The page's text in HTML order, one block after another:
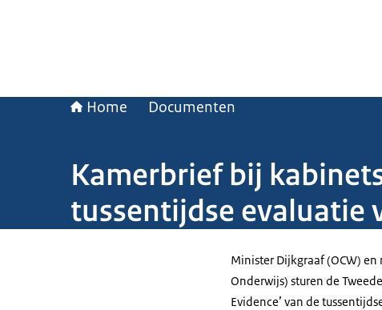
Home Documenten
Kamerbrief bij
tussentijdse evaluatie
Minister Dijkgraaf (OCW)
Onderwijs) sturen de
Evidence’ van de